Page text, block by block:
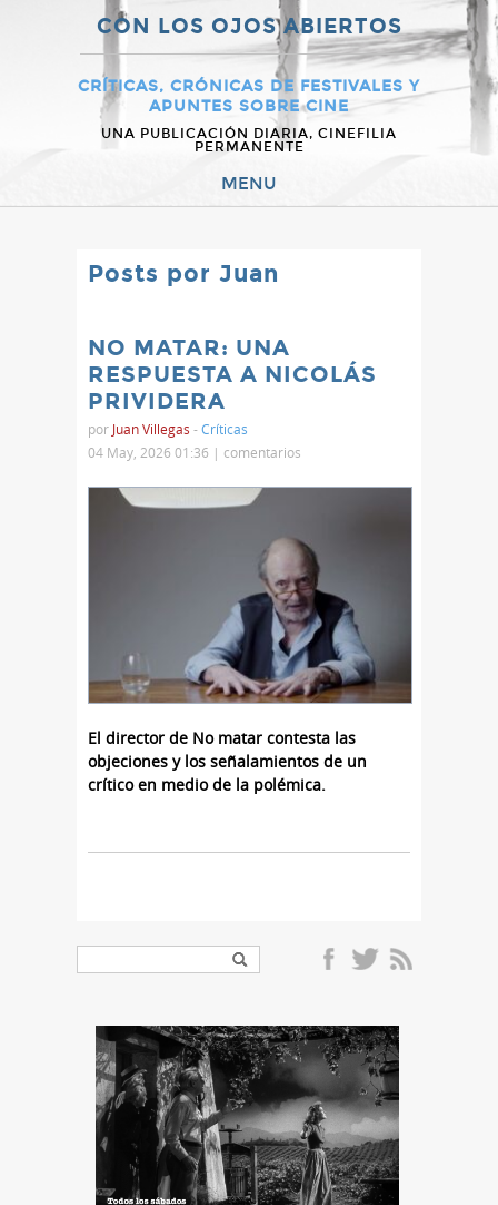
CON LOS OJOS ABIERTOS
CRÍTICAS, CRÓNICAS DE FESTIVALES Y
APUNTES SOBRE CINE
UNA PUBLICACIÓN DIARIA, CINEFILIA
PERMANENTE
MENU
Posts por Juan
NO MATAR: UNA
RESPUESTA A NICOLÁS
PRIVIDERA
por Juan Villegas -Críticas
04 May, 2026 01:36 | comentarios
El director de No matar contesta las
objeciones y los señalamientos de un
crítico en medio de la polémica.